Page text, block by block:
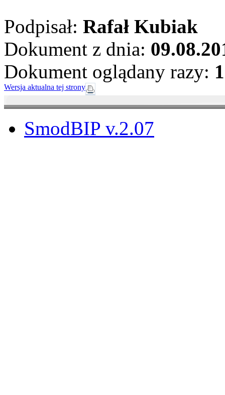
Podpisał: Rafał Kubiak
Dokument z dnia:
Dokument oglądany razy:
Wersja aktualna tej strony
SmodBIP v.2.07